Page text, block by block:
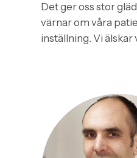
Det ger oss stor
värnar om våra
inställning. Vi